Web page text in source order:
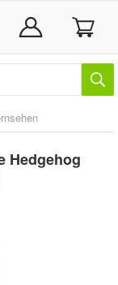
Hedgehog